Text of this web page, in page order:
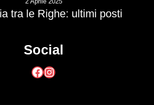
tra le Righe: ultimi posti
Social
Facebook Instagram